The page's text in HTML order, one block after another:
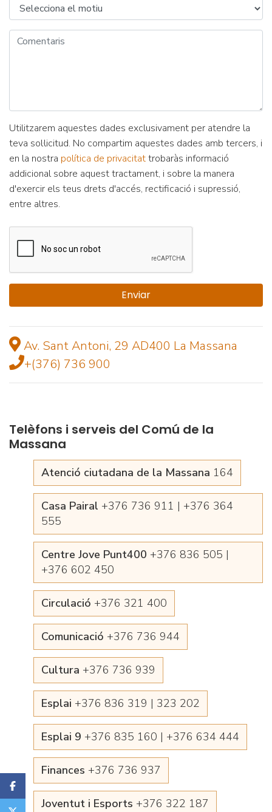
Utilitzarem aquestes dades exclusivament per atendre la
teva sol·licitud. No compartim aquestes dades amb tercers, i
en la nostra política de privacitattrobaràs informació
addicional sobre aquest tractament, i sobre la manera
d'exercir els teus drets d'accés, rectificació i supressió,
entre altres.
Av. Sant Antoni, 29 AD400 La Massana
+(376) 736 900
Telèfons i serveis del Comú de la
Massana
Atenció ciutadana de la Massana 164
Casa Pairal +376 736 911 | +376 364
555
Centre Jove Punt400 +376 836 505 |
+376 602 450
Circulació +376 321 400
Comunicació +376 736 944
Cultura +376 736 939
Esplai +376 836 319 | 323 202
Esplai 9 +376 835 160 | +376 634 444
Finances +376 736 937
Joventut i Esports +376 322 187